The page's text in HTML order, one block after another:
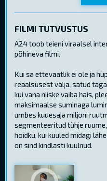
FILMI TUTVUSTUS
A24 toob teieni viraalsel
põhineva filmi.
Kui sa ettevaatlik ei ole ja
reaalsusest välja, satud
kui vana niiske vaiba hais,
maksimaalse suminaga
umbes kuuesaja miljoni
segmenteeritud tühje
hoidku, kui kuuled midagi
on sind kindlasti kuulnud.